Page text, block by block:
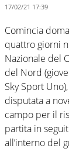
17/02/21 17:39
Comincia
quattro giorni
Nazionale del
del Nord
Sky Sport
disputata a
campo per il
partita in
all’interno del